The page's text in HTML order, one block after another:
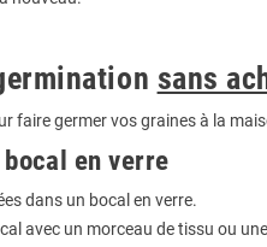
sans
faire germer vos graines à la
en verre
dans un bocal en verre.
avec un morceau de tissu ou